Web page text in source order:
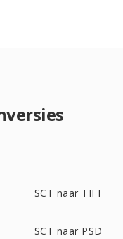
SCT naar TIFF
SCT naar PSD